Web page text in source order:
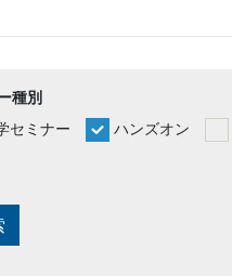
種別
セミナー
ハンズオン